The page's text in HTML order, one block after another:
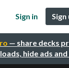
— share decks
hide ads
Sign in